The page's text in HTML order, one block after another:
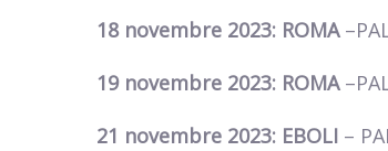
18 novembre 2023: ROMA
19 novembre 2023: ROMA
21 novembre 2023: EBOLI –